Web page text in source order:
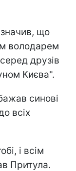
що
володарем
друзів
Києва".
синові
всіх
і всім
Притула.